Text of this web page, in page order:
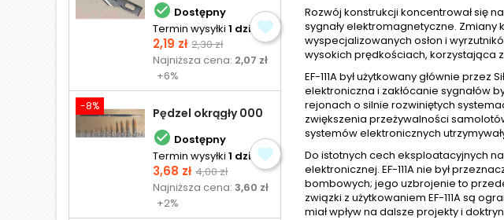
 Dostępny
Termin wysyłki 1 dzień
Cena
2,19 zł Cena
podstawowa
2,30 zł
Najniższa cena: 2,07 zł
+6%
-8% Pędzel okrągły 000
 Dostępny
Termin wysyłki 1 dzień
Cena
3,68 zł Cena
podstawowa
4,00 zł
Najniższa cena:3,60 zł
+2%
Rozwój konstrukcji koncentrował się
sygnały elektromagnetyczne.
wyspecjalizowanych osłon i
wysokich prędkościach, korzystająca
EF-111A był użytkowany głównie
elektroniczna i zakłócanie sygnałów
rejonach o silnie rozwiniętych
zwiększenia przeżywalności
systemów elektronicznych
Do istotnych cech eksploatacyjnych
elektronicznej. EF-111A nie był
bombowych; jego uzbrojenie to
związki z użytkowaniem EF-111A są
miał wpływ na dalsze projekty i